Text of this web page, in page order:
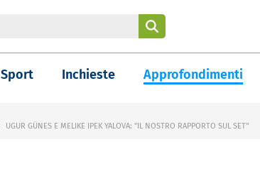
Sport Inchieste Approfondimenti
UGUR GÜNES E MELIKE IPEK YALOVA: "IL NOSTRO RAPPORTO SUL SET"